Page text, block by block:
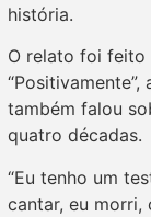
história.
O relato foi feito
também falou
quatro décadas.
“Eu tenho um
cantar, eu